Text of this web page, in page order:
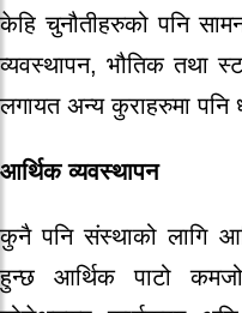
केहि चुनौतीहरुको पनि
व्यवस्थापन, भौतिक तथा
लगायत अन्य कुराहरुमा पनि
आर्थिक व्यवस्थापन
कुनै पनि संस्थाको लागि
हुन्छ आर्थिक पाटो